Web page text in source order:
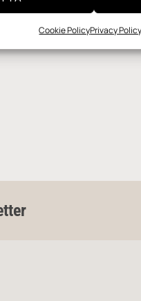
Cookie PolicyPrivacy Policy